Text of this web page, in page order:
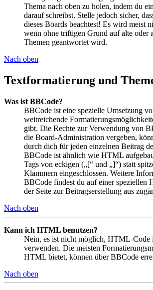
Thema nach oben zu holen, indem du
darauf schreibst. Stelle jedoch sicher,
dieses Boards beachtest! Es wird meist
wenn ohne triftigen Grund auf alte oder
Themen geantwortet wird.
Nach oben
Textformatierung und
Was ist BBCode?
BBCode ist eine spezielle Umsetzung
weitreichende
gibt. Die Rechte zur Verwendung von
die Board-Administration vergeben,
durch dich für jeden einzelnen Beitrag
BBCode ist ähnlich wie HTML
Tags von eckigen („[“ und „]“) statt
Klammern eingeschlossen. Weitere
BBCode findest du auf einer speziellen
der Seite zur Beitragserstellung aus
Nach oben
Kann ich HTML benutzen?
Nein, es ist nicht möglich, HTML-Code
verwenden. Die meisten
HTML bietet, können über BBCode
Nach oben